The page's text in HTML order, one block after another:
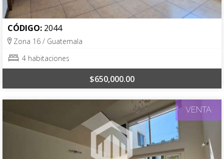
CÓDIGO: 2044
Zona 16 / Guatemala
4 habitaciones
$650,000.00
VENTA